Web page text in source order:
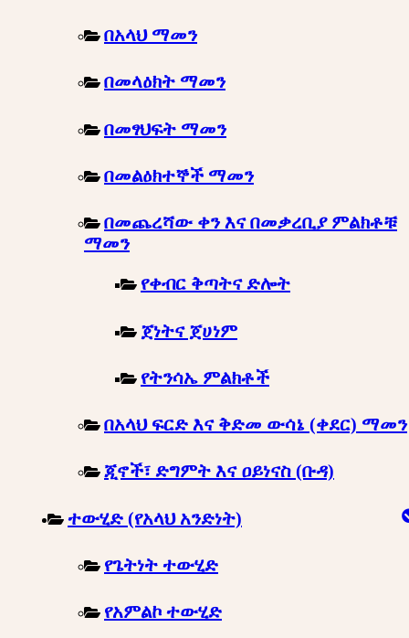
በአላህ ማመን
በመላዕክት ማመን
በመፃህፍት ማመን
በመልዕክተኞች ማመን
በመጨረሻው ቀን እና በመቃረቢያ ምልክቶቹ
ማመን
የቀብር ቅጣትና ድሎት
ጀነትና ጀሀነም
የትንሳኤ ምልክቶች
በአላህ ፍርድ እና ቅድመ ውሳኔ (ቀደር) ማመን
ጂኖች፣ ድግምት እና ዐይነናስ (ቡዳ)
ተውሂድ (የአላህ አንድነት)
የጌትነት ተውሂድ
የአምልኮ ተውሂድ